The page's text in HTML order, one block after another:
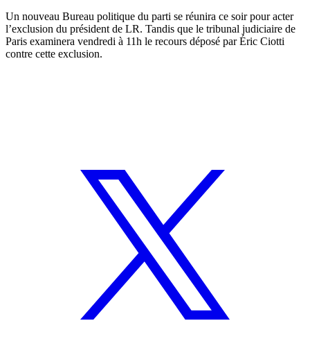
Un nouveau Bureau politique du parti se réunira ce soir pour acter
l’exclusion du président de LR. Tandis que le tribunal judiciaire de
Paris examinera vendredi à 11h le recours déposé par Éric Ciotti
contre cette exclusion.